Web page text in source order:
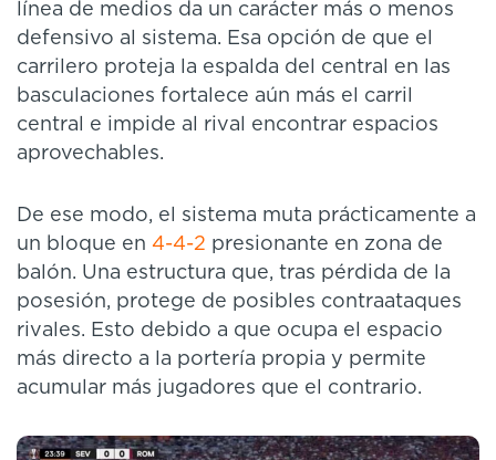
línea de medios da un carácter más o menos
defensivo al sistema. Esa opción de que el
carrilero proteja la espalda del central en las
basculaciones fortalece aún más el carril
central e impide al rival encontrar espacios
aprovechables.
De ese modo, el sistema muta prácticamente a
un bloque en 4-4-2 presionante en zona de
balón. Una estructura que, tras pérdida de la
posesión, protege de posibles contraataques
rivales. Esto debido a que ocupa el espacio
más directo a la portería propia y permite
acumular más jugadores que el contrario.